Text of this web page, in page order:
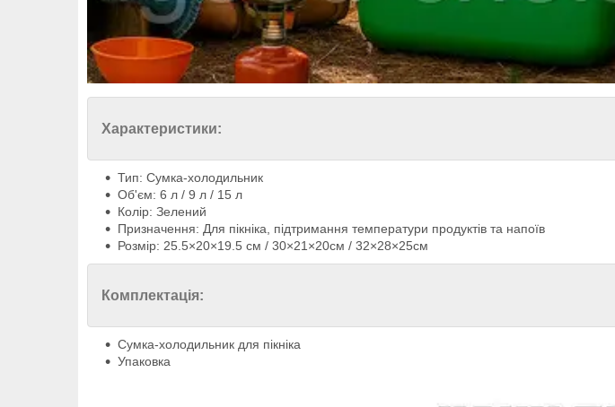
Характеристики:
Тип: Сумка-холодильник
Об'єм: 6 л / 9 л / 15 л
Колір: Зелений
Призначення: Для пікніка, підтримання температури продуктів та напоїв
Розмір: 25.5×20×19.5 см / 30×21×20см / 32×28×25см
Комплектація:
Сумка-холодильник для пікніка
Упаковка